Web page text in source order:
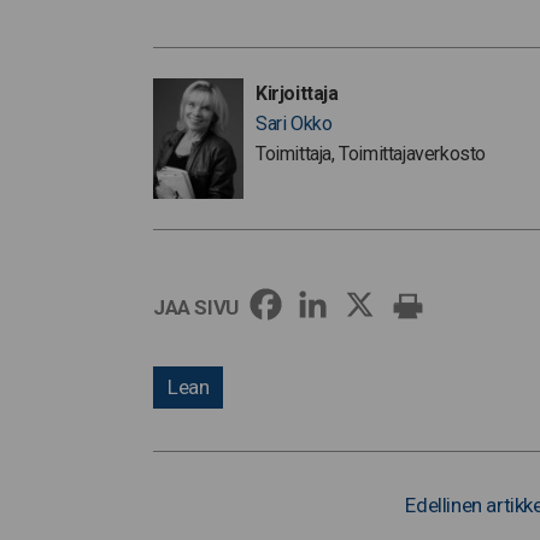
Kirjoittaja
Sari Okko
Toimittaja, Toimittajaverkosto
JAA SIVU
Lean
Edellinen